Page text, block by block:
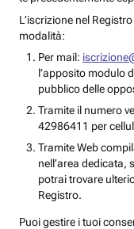
L’iscrizione nel
modalità:
Per mail:
l’apposito modulo
pubblico delle
Tramite il numero
42986411 per
Tramite Web
nell’area dedicata,
potrai trovare
Registro.
Puoi gestire i tuoi